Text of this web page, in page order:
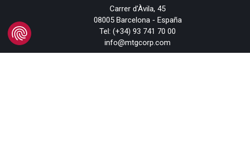
Carrer d'Àvila, 45
08005 Barcelona - España
Tel:(+34) 93 741 70 00
info@mtgcorp.com